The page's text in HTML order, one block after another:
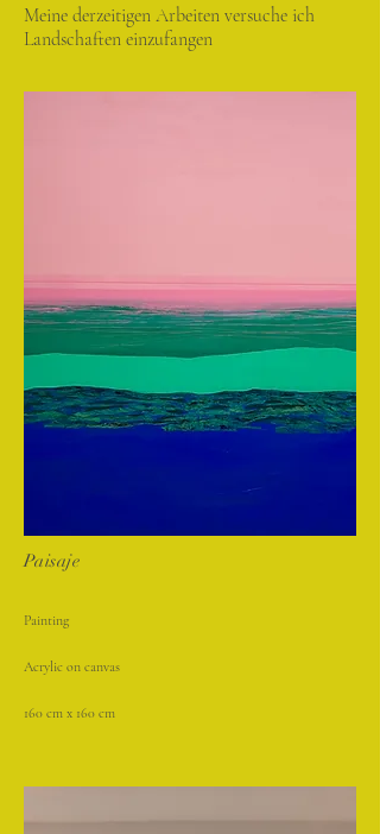
Meine derzeitigen Arbeiten versuche ich
Landschaften einzufangen
Paisaje
Painting
Acrylic on canvas
160 cm x 160 cm